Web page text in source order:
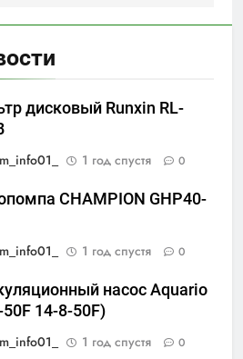
дисковый Runxin RL-
1 год спустя 0
CHAMPION GHP40-
1 год спустя 0
насос Aquario
14-8-50F)
1 год спустя 0